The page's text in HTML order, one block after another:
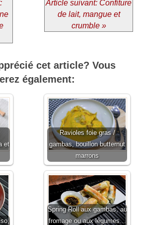
Article suivant: Confiture
de lait, mangue et
crumble »
cet article? Vous
également:
et
Ravioles foie gras /
gambas, bouillon butternut
marrons
Spring Roll aux gambas, au
fromage ou aux légumes…